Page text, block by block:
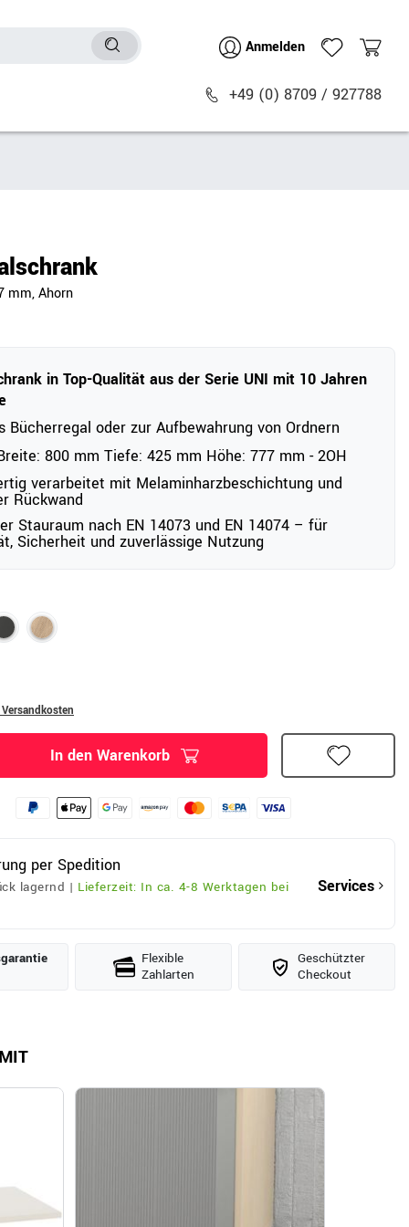
Anmelden
+49 (0) 8709 / 927788
mm, Ahorn
in Top-Qualität aus der Serie UNI mit 10 Jahren
Bücherregal oder zur Aufbewahrung von Ordnern
800 mm Tiefe: 425 mm Höhe: 777 mm - 2OH
verarbeitet mit Melaminharzbeschichtung und
Rückwand
Stauraum nach EN 14073 und EN 14074 – für
Sicherheit und zuverlässige Nutzung
In den Warenkorb
per Spedition
lagernd | Lieferzeit: In ca. 4-8 Werktagen bei
Services
Flexible
Zahlarten
Geschützter
Checkout